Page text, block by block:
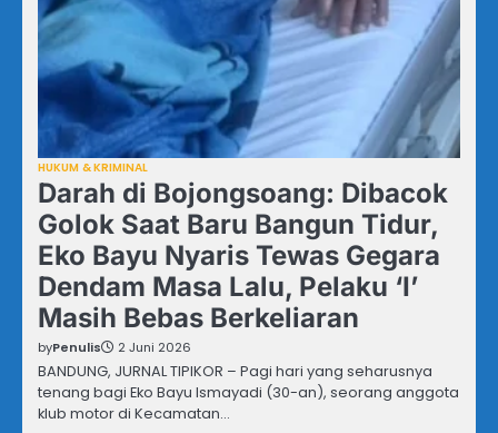
HUKUM & KRIMINAL
Darah di Bojongsoang: Dibacok
Golok Saat Baru Bangun Tidur,
Eko Bayu Nyaris Tewas Gegara
Dendam Masa Lalu, Pelaku ‘I’
Masih Bebas Berkeliaran
byPenulis 2 Juni 2026
BANDUNG, JURNAL TIPIKOR – Pagi hari yang seharusnya
tenang bagi Eko Bayu Ismayadi (30-an), seorang anggota
klub motor di Kecamatan…